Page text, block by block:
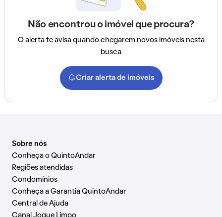
Não encontrou o imóvel que procura?
O alerta te avisa quando chegarem novos imóveis nesta
busca
Criar alerta de imóveis
Sobre nós
Conheça o QuintoAndar
Regiões atendidas
Condomínios
Conheça a Garantia QuintoAndar
Central de Ajuda
Canal Jogue Limpo